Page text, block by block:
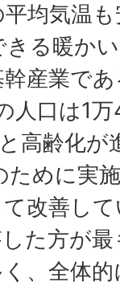
均気温
る暖か
産業で
人口は1
高齢化が
ために実
改善し
した方が
、全体